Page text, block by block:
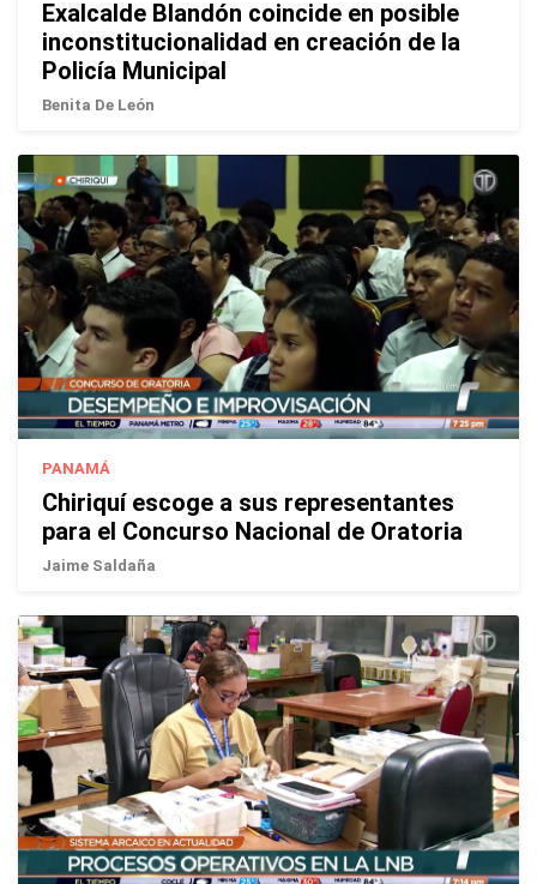
Exalcalde Blandón coincide en posible
inconstitucionalidad en creación de la
Policía Municipal
Benita De León
PANAMÁ
Chiriquí escoge a sus representantes
para el Concurso Nacional de Oratoria
Jaime Saldaña